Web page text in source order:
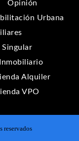
Opinión
Urbana
Singular
Alquiler
VPO
reservados